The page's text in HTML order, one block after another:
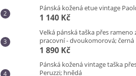
Pánská kožená etue vintage
1 140 Kč
Velká pánská taška přes rameno
pracovní - dvoukomorová; černá
1 890 Kč
Pánská kožená vintage taška
Peruzzi; hnědá